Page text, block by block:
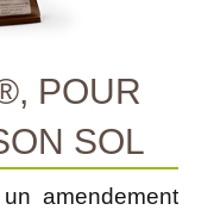
POUR
SOL
amendement